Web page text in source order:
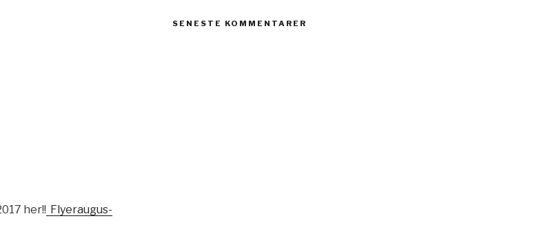
her!! Flyeraugus-
SENESTE KOMMENTARER